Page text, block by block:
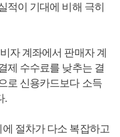
적이 기대에 비해 극히
자 계좌에서 판매자 계
제 수수료를 낮추는 결
로 신용카드보다 소득
.
절차가 다소 복잡하고